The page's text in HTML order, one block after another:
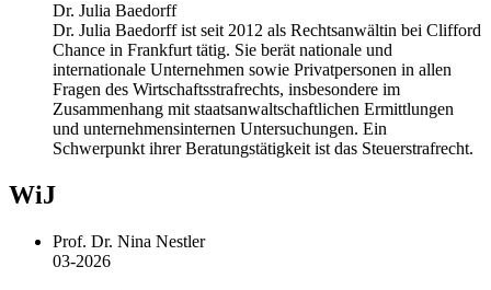
Dr. Julia Baedorff
Dr. Julia Baedorff ist seit 2012 als Rechtsanwältin bei Clifford
Chance in Frankfurt tätig. Sie berät nationale und
internationale Unternehmen sowie Privatpersonen in allen
Fragen des Wirtschaftsstrafrechts, insbesondere im
Zusammenhang mit staatsanwaltschaftlichen Ermittlungen
und unternehmensinternen Untersuchungen. Ein
Schwerpunkt ihrer Beratungstätigkeit ist das Steuerstrafrecht.
WiJ
Prof. Dr. Nina Nestler
03-2026